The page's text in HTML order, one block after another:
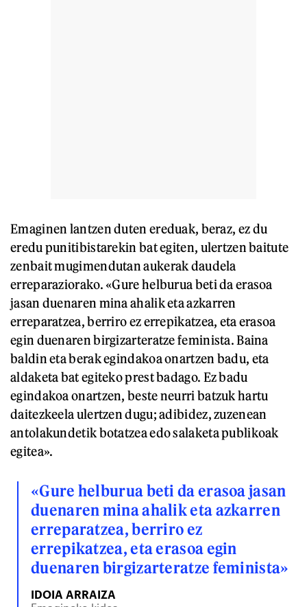
Emaginen lantzen duten ereduak, beraz, ez du
eredu punitibistarekin bat egiten, ulertzen baitute
zenbait mugimendutan aukerak daudela
erreparaziorako. «Gure helburua beti da erasoa
jasan duenaren mina ahalik eta azkarren
erreparatzea, berriro ez errepikatzea, eta erasoa
egin duenaren birgizarteratze feminista. Baina
baldin eta berak egindakoa onartzen badu, eta
aldaketa bat egiteko prest badago. Ez badu
egindakoa onartzen, beste neurri batzuk hartu
daitezkeela ulertzen dugu; adibidez, zuzenean
antolakundetik botatzea edo salaketa publikoak
egitea».
«Gure helburua beti da erasoa jasan
duenaren mina ahalik eta azkarren
erreparatzea, berriro ez
errepikatzea, eta erasoa egin
duenaren birgizarteratze feminista»
IDOIA ARRAIZA